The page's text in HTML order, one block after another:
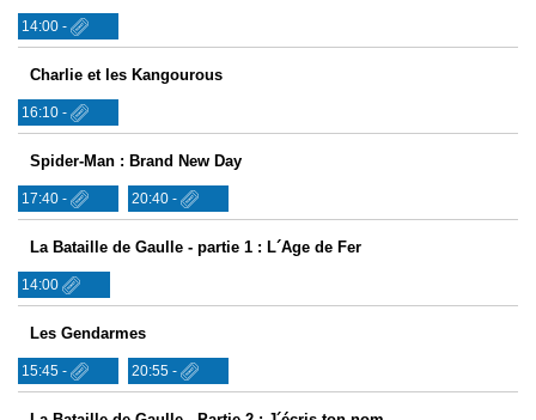
14:00 -
Charlie et les Kangourous
16:10 -
Spider-Man : Brand New Day
17:40 - 20:40 -
La Bataille de Gaulle - partie 1 : L´Age de Fer
14:00
Les Gendarmes
15:45 - 20:55 -